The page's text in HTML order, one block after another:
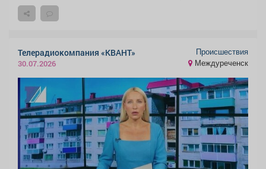
Телерадиокомпания «КВАНТ»
30.07.2026
Происшествия
Междуреченск